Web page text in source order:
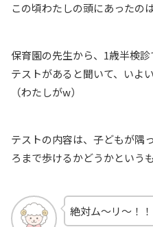
この頃わたしの頭にあったの
保育園の先生から、1歳半検
テストがあると聞いて、いよ
（わたしがw）
テストの内容は、子どもが隅
ろまで歩けるかどうかというも
絶対ム〜リ〜！！